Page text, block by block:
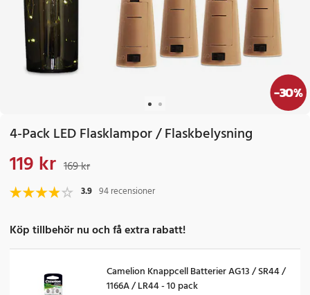
-30%
4-Pack LED Flasklampor / Flaskbelysning
Nuvarande pris
119 kr 169 kr
3.9 94 recensioner
Köp tillbehör nu och få extra rabatt!
Camelion Knappcell Batterier AG13 / SR44 /
1166A / LR44 - 10 pack